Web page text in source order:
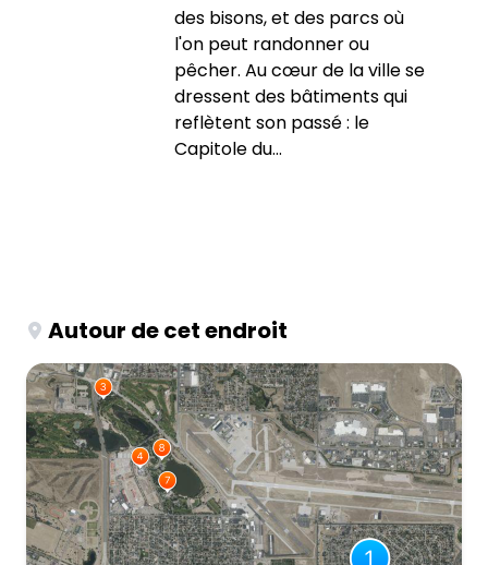
des bisons, et des parcs où
l'on peut randonner ou
pêcher. Au cœur de la ville se
dressent des bâtiments qui
reflètent son passé : le
Capitole du...
Autour de cet endroit